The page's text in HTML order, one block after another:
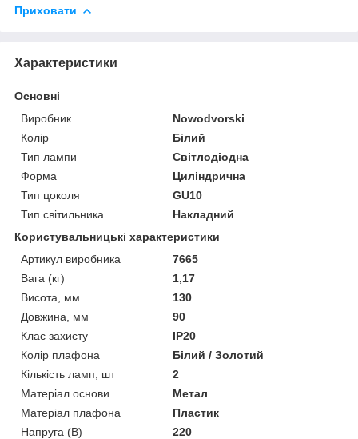
Приховати
Характеристики
Основні
Виробник
Nowodvorski
Колір
Білий
Тип лампи
Світлодіодна
Форма
Циліндрична
Тип цоколя
GU10
Тип світильника
Накладний
Користувальницькі характеристики
Артикул виробника
7665
Вага (кг)
1,17
Висота, мм
130
Довжина, мм
90
Клас захисту
IP20
Колір плафона
Білий / Золотий
Кількість ламп, шт
2
Матеріал основи
Метал
Матеріал плафона
Пластик
Напруга (В)
220